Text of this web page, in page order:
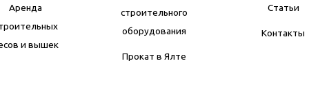
Аренда
и вышек
строительного
оборудования
Прокат в Ялте
Статьи
Контакты